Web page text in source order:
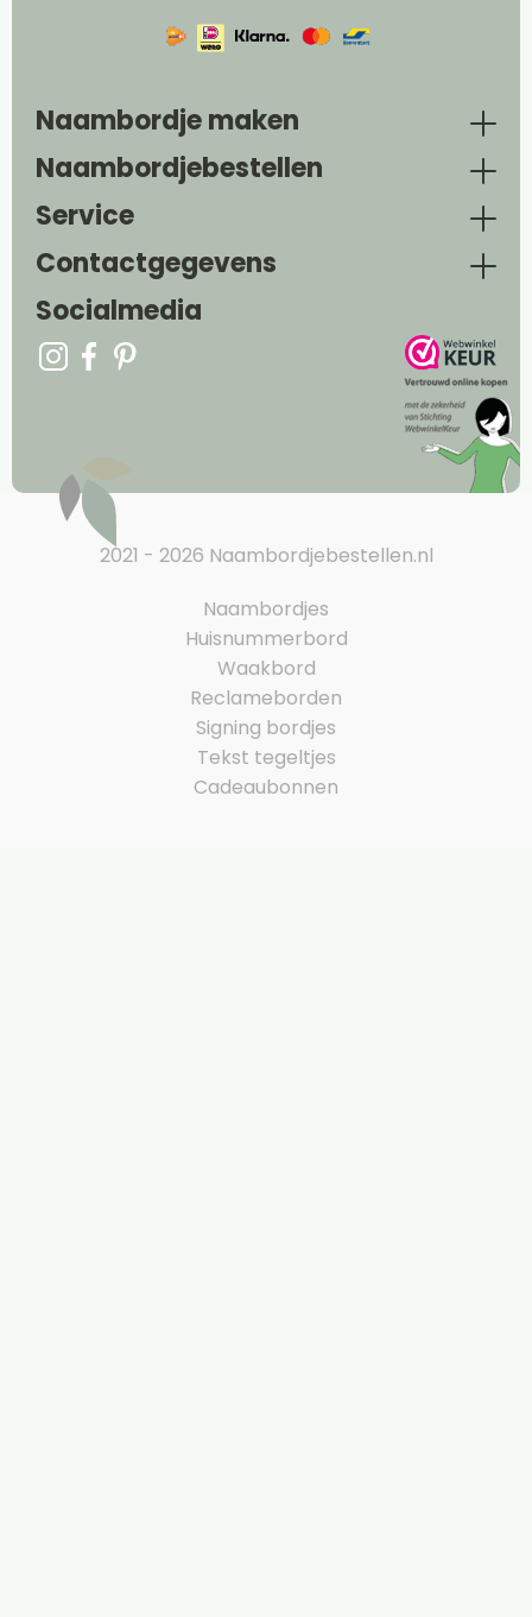
Naambordje maken
Naambordjebestellen
Service
Contactgegevens
Socialmedia
2021 - 2026 Naambordjebestellen.nl
Naambordjes
Huisnummerbord
Waakbord
Reclameborden
Signing bordjes
Tekst tegeltjes
Cadeaubonnen